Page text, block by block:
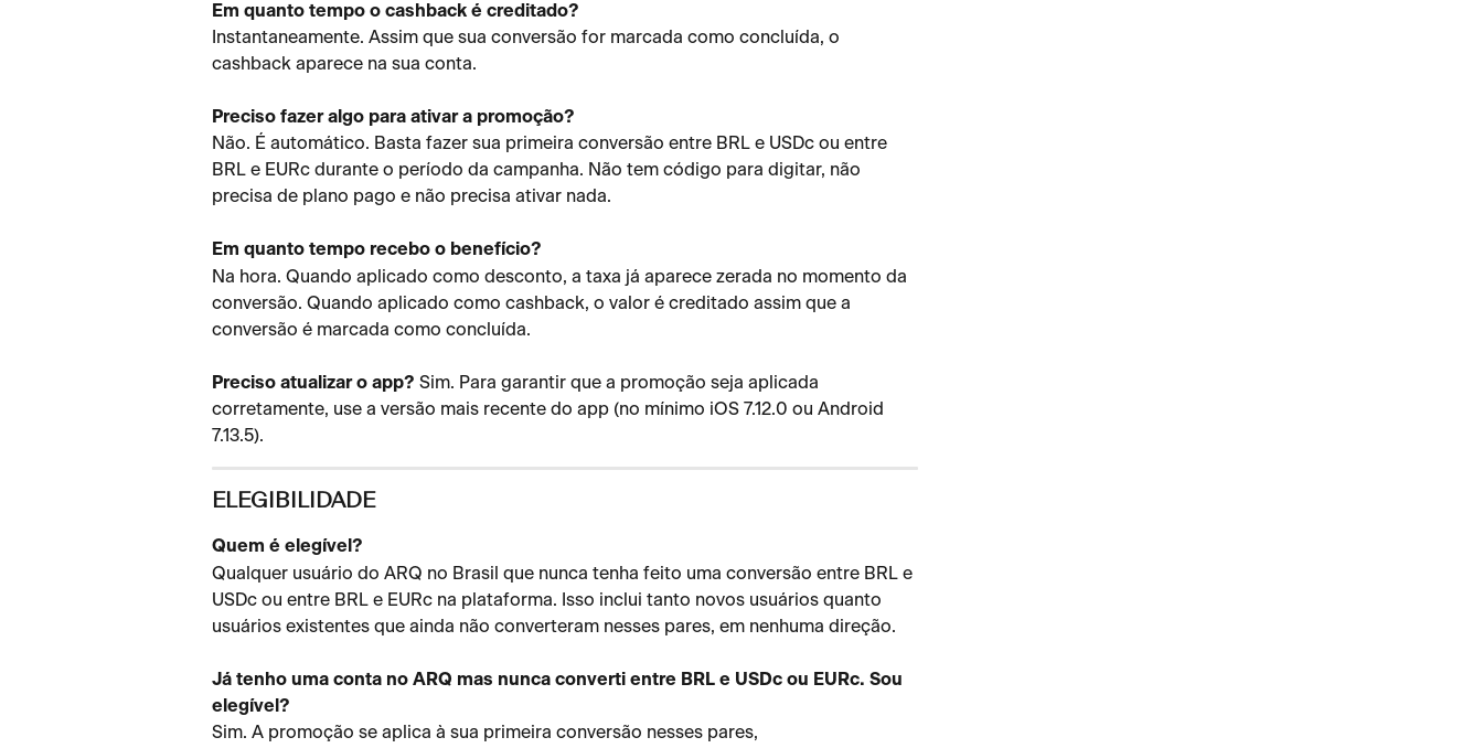
Em quanto tempo o cashback é creditado?
Instantaneamente. Assim que sua conversão for marcada como concluída, o
cashback aparece na sua conta.
Preciso fazer algo para ativar a promoção?
Não. É automático. Basta fazer sua primeira conversão entre BRL e USDc ou entre
BRL e EURc durante o período da campanha. Não tem código para digitar, não
precisa de plano pago e não precisa ativar nada.
Em quanto tempo recebo o benefício?
Na hora. Quando aplicado como desconto, a taxa já aparece zerada no momento da
conversão. Quando aplicado como cashback, o valor é creditado assim que a
conversão é marcada como concluída.
Preciso atualizar o app? Sim. Para garantir que a promoção seja aplicada
corretamente, use a versão mais recente do app (no mínimo iOS 7.12.0 ou Android
7.13.5).
ELEGIBILIDADE
Quem é elegível?
Qualquer usuário do ARQ no Brasil que nunca tenha feito uma conversão entre BRL e
USDc ou entre BRL e EURc na plataforma. Isso inclui tanto novos usuários quanto
usuários existentes que ainda não converteram nesses pares, em nenhuma direção.
Já tenho uma conta no ARQ mas nunca converti entre BRL e USDc ou EURc. Sou
elegível?
Sim. A promoção se aplica à sua primeira conversão nesses pares,